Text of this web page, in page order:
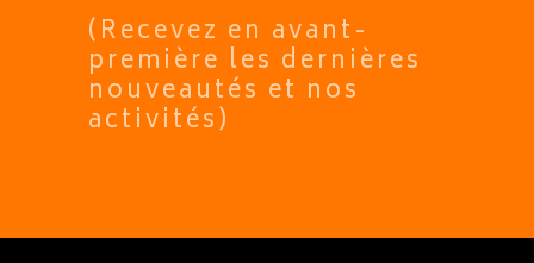
(Recevez en avant-
première les dernières
nouveautés et nos
activités)